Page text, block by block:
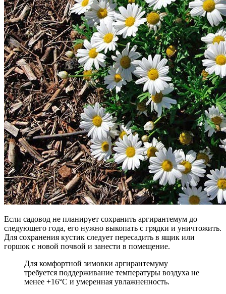
Если садовод не планирует сохранить аргирантемум до
следующего года, его нужно выкопать с грядки и уничтожить.
Для сохранения кустик следует пересадить в ящик или
горшок с новой почвой и занести в помещение.
Для комфортной зимовки аргирантемуму
требуется поддерживание температуры воздуха не
менее +16°С и умеренная увлажненность.